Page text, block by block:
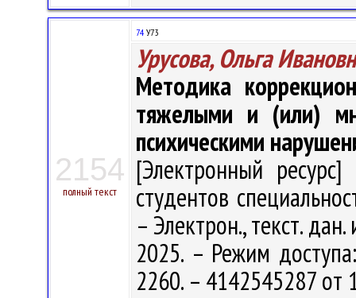
2154
полный текст
74 У73
Урусова, Ольга
Методика
тяжелыми и (или)
психическими
[Электронный
студентов
– Электрон., текст.
2025. – Режим
2260. – 4142545287 от